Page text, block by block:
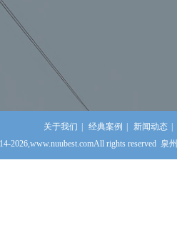
关于我们 经典案例 新闻动态
2026,www.nuubest.comAll rights reserved 泉